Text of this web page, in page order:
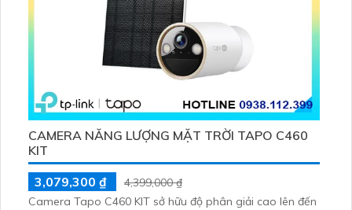
CAMERA NĂNG LƯỢNG MẶT TRỜI TAPO C460
KIT
3,079,300 ₫
4,399,000 ₫
Camera Tapo C460 KIT sở hữu độ phân giải cao lên đến